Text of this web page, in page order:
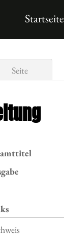
Startseite
Seite